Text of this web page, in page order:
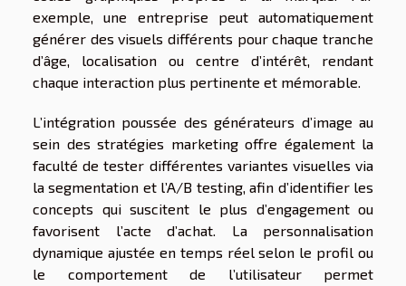
exemple, une entreprise peut automatiquement
générer des visuels différents pour chaque tranche
d’âge, localisation ou centre d’intérêt, rendant
chaque interaction plus pertinente et mémorable.
L’intégration poussée des générateurs d’image au
sein des stratégies marketing offre également la
faculté de tester différentes variantes visuelles via
la segmentation et l’A/B testing, afin d’identifier les
concepts qui suscitent le plus d’engagement ou
favorisent l’acte d’achat. La personnalisation
dynamique ajustée en temps réel selon le profil ou
le comportement de l’utilisateur permet